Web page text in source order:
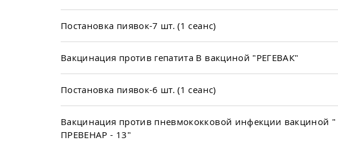
Постановка пиявок-7 шт. (1 сеанс)
Вакцинация против гепатита В вакциной "РЕГЕВАК"
Постановка пиявок-6 шт. (1 сеанс)
Вакцинация против пневмококковой инфекции вакциной "
ПРЕВЕНАР - 13"